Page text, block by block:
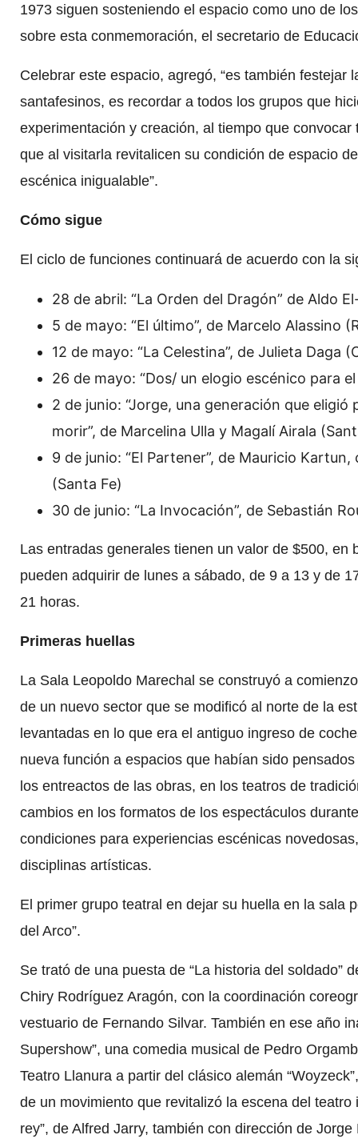
1973 siguen sosteniendo el espacio como uno de
sobre esta conmemoración, el secretario de
Celebrar este espacio, agregó, “es también festejar
santafesinos, es recordar a todos los grupos que
experimentación y creación, al tiempo que
que al visitarla revitalicen su condición de espacio
escénica inigualable”.
Cómo sigue
El ciclo de funciones continuará de acuerdo con la
28 de abril: “La Orden del Dragón” de Aldo
5 de mayo: “El último”, de Marcelo Alassino
12 de mayo: “La Celestina”, de Julieta Daga
26 de mayo: “Dos/ un elogio escénico para
2 de junio: “Jorge, una generación que
morir”, de Marcelina Ulla y Magalí Airala
9 de junio: “El Partener”, de Mauricio
(Santa Fe)
30 de junio: “La Invocación”, de Sebastián
Las entradas generales tienen un valor de $500,
pueden adquirir de lunes a sábado, de 9 a 13 y de
21 horas.
Primeras huellas
La Sala Leopoldo Marechal se construyó a
de un nuevo sector que se modificó al norte de la
levantadas en lo que era el antiguo ingreso de
nueva función a espacios que habían sido
los entreactos de las obras, en los teatros de
cambios en los formatos de los espectáculos
condiciones para experiencias escénicas
disciplinas artísticas.
El primer grupo teatral en dejar su huella en la sala
del Arco”.
Se trató de una puesta de “La historia del soldado”
Chiry Rodríguez Aragón, con la coordinación
vestuario de Fernando Silvar. También en ese año
Supershow”, una comedia musical de Pedro
Teatro Llanura a partir del clásico alemán
de un movimiento que revitalizó la escena del
rey”, de Alfred Jarry, también con dirección de Jorge